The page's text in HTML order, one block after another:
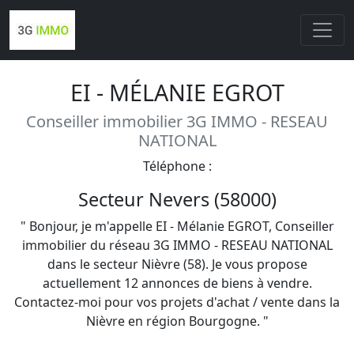
EI - MÉLANIE EGROT
Conseiller immobilier 3G IMMO - RESEAU
NATIONAL
Téléphone :
Secteur Nevers (58000)
" Bonjour, je m'appelle EI - Mélanie EGROT, Conseiller
immobilier du réseau 3G IMMO - RESEAU NATIONAL
dans le secteur Nièvre (58). Je vous propose
actuellement 12 annonces de biens à vendre.
Contactez-moi pour vos projets d'achat / vente dans la
Nièvre en région Bourgogne. "